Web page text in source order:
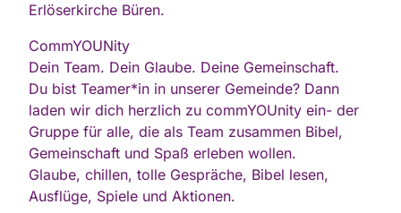
Erlöserkirche Büren.
CommYOUNity
Dein Team. Dein Glaube. Deine Gemeinschaft.
Du bist Teamer*in in unserer Gemeinde? Dann
laden wir dich herzlich zu commYOUnity ein- der
Gruppe für alle, die als Team zusammen Bibel,
Gemeinschaft und Spaß erleben wollen.
Glaube, chillen, tolle Gespräche, Bibel lesen,
Ausflüge, Spiele und Aktionen.